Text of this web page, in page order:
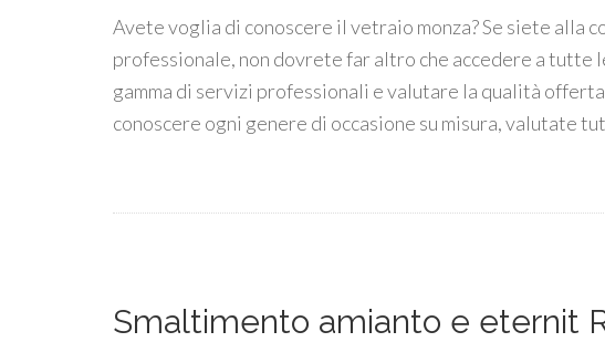
Avete voglia di conoscere il vetraio monza? Se siete alla
professionale, non dovrete far altro che accedere a tutte
gamma di servizi professionali e valutare la qualità
conoscere ogni genere di occasione su misura, valutate
Smaltimento amianto e eternit